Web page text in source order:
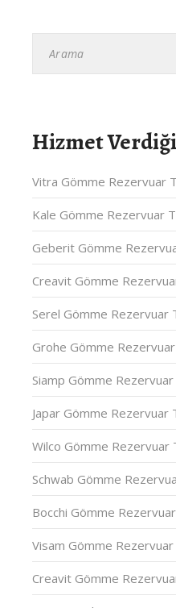
Hizmet
Vitra Gömme Rezervuar
Kale Gömme Rezervuar
Geberit Gömme
Creavit Gömme
Serel Gömme Rezervuar
Grohe Gömme
Siamp Gömme
Japar Gömme Rezervuar
Wilco Gömme Rezervuar
Schwab Gömme
Bocchi Gömme
Visam Gömme
Creavit Gömme